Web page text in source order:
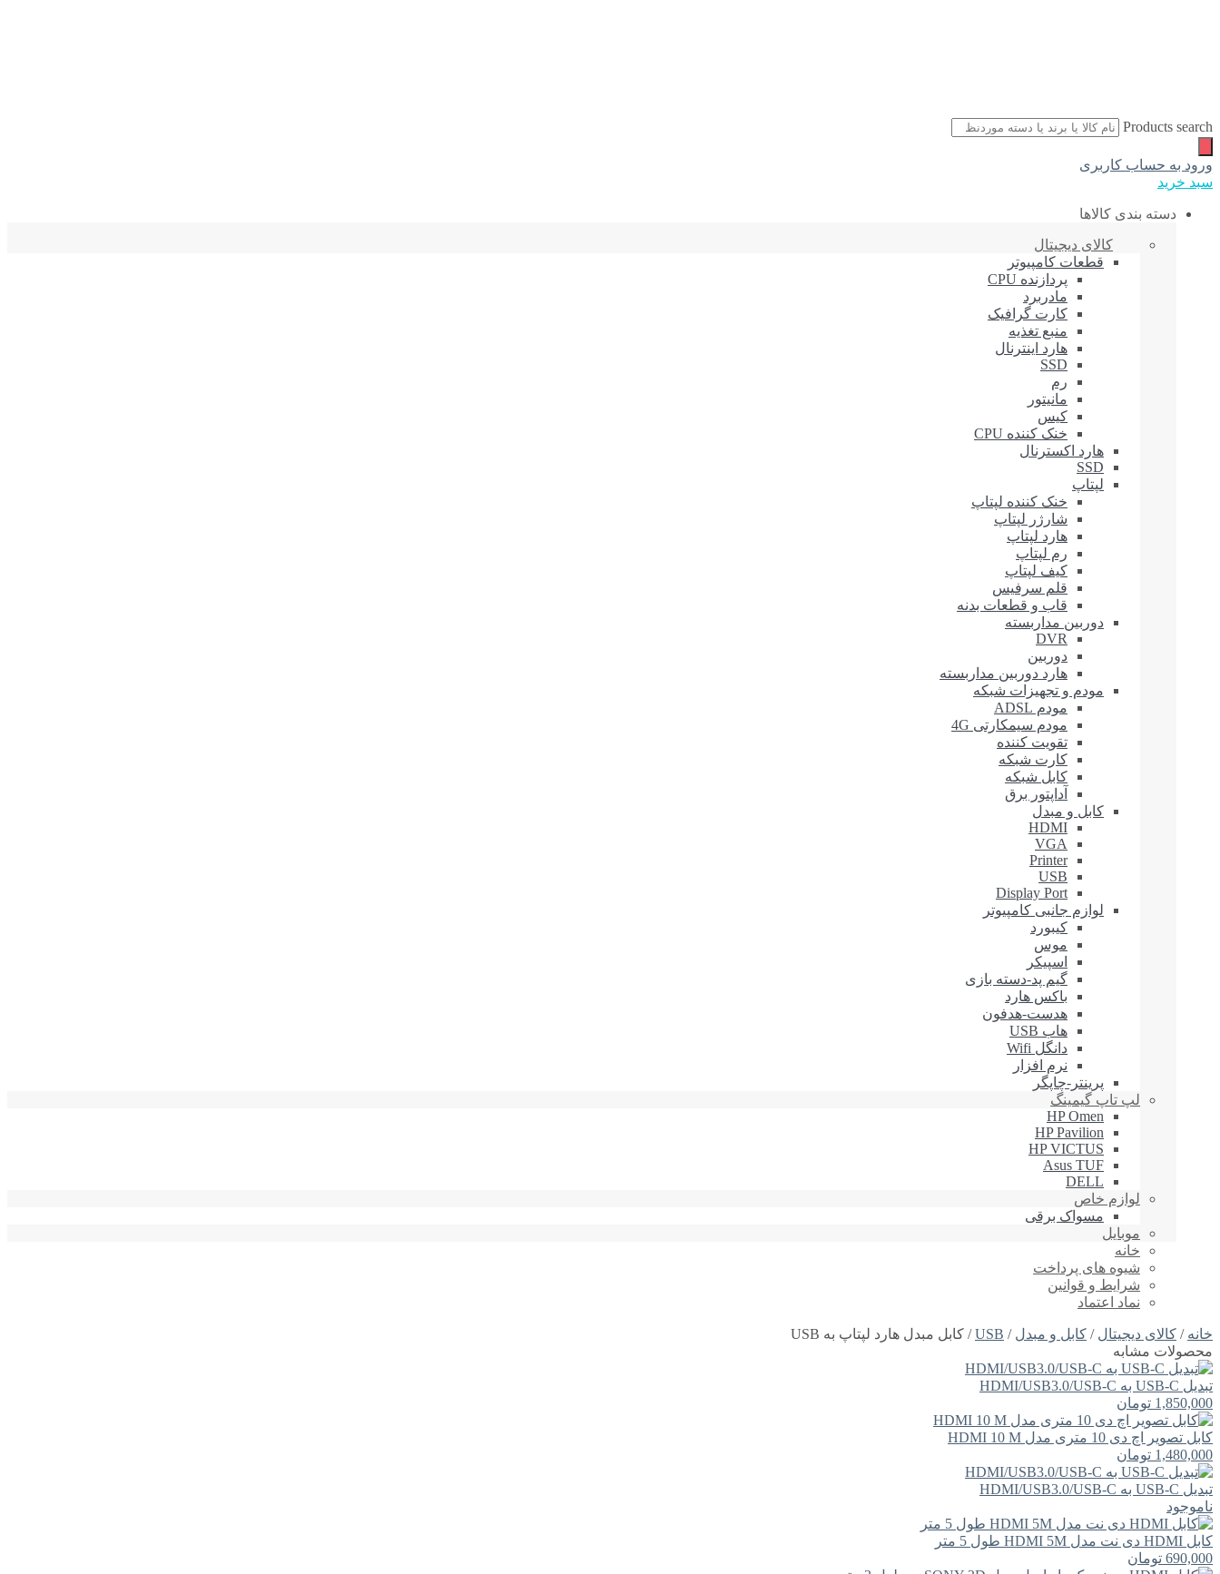
Products search
ورود به حساب کاربری
سبد خرید
دسته بندی کالاها
کالای دیجیتال
قطعات کامپیوتر
پردازنده CPU
مادربرد
کارت گرافیک
منبع تغذیه
هارد اینترنال
SSD
رم
مانیتور
کیس
خنک کننده CPU
هارد اکسترنال
SSD
لپتاپ
خنک کننده لپتاپ
شارژر لپتاپ
هارد لپتاپ
رم لپتاپ
کیف لپتاپ
قلم سرفیس
قاب و قطعات بدنه
دوربین مداربسته
DVR
دوربین
هارد دوربین مداربسته
مودم و تجهیزات شبکه
مودم ADSL
مودم سیمکارتی 4G
تقویت کننده
کارت شبکه
کابل شبکه
آداپتور برق
کابل و مبدل
HDMI
VGA
Printer
USB
Display Port
لوازم جانبی کامپیوتر
کیبورد
موس
اسپیکر
گیم پد-دسته بازی
باکس هارد
هدست-هدفون
هاب USB
دانگل Wifi
نرم افزار
پرینتر-چاپگر
لپ تاپ گیمینگ
HP Omen
HP Pavilion
HP VICTUS
Asus TUF
DELL
لوازم خاص
مسواک برقی
موبایل
خانه
شیوه های پرداخت
شرایط و قوانین
نماد اعتماد
خانه / کالای دیجیتال / کابل و مبدل /
USB/ کابل مبدل هارد لپتاپ به USB
محصولات مشابه
تبدیل USB-C به HDMI/USB3.0/USB-C
1,850,000 تومان
کابل تصویر اچ دی 10 متری مدل HDMI 10 M
1,480,000 تومان
تبدیل USB-C به HDMI/USB3.0/USB-C
ناموجود
کابل HDMI دی نت مدل HDMI 5M طول 5 متر
690,000 تومان